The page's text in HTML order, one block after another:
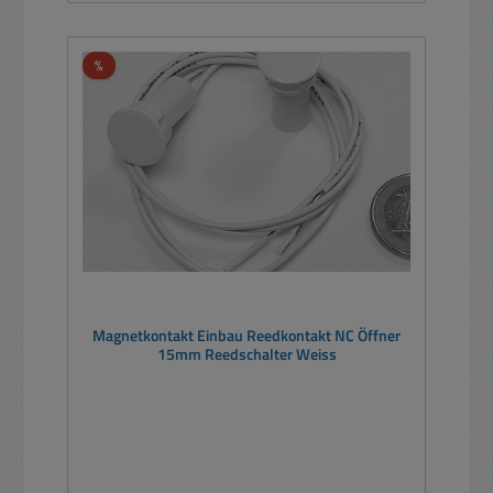
%Rabatt
Magnetkontakt Einbau Reedkontakt NC Öffner
15mm Reedschalter Weiss